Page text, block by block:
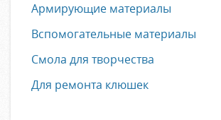
Армирующие материалы
Вспомогательные материалы
Смола для творчества
Для ремонта клюшек